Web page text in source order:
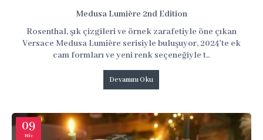
Medusa Lumière 2nd Edition
Rosenthal, şık çizgileri ve örnek zarafetiyle öne çıkan
Versace Medusa Lumière serisiyle buluşuyor, 2024'te ek
cam formları ve yeni renk seçeneğiyle t..
Devamını Oku
09
Nis